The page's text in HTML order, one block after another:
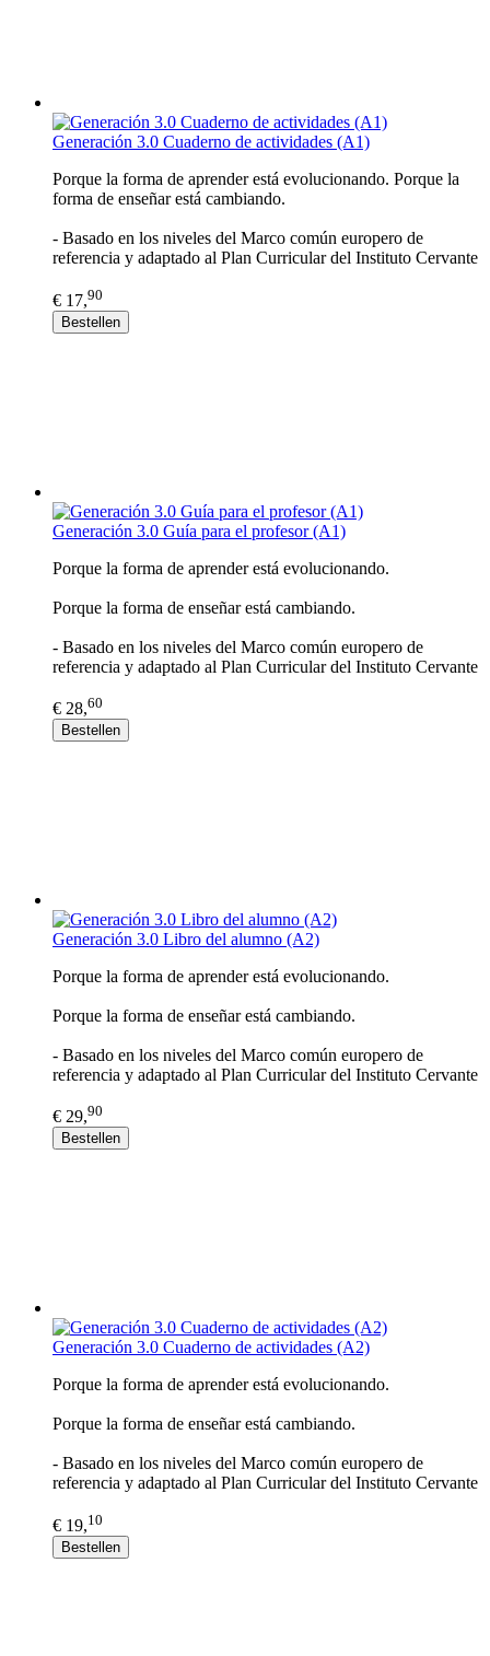
Generación 3.0 Cuaderno de actividades (A1)
Porque la forma de aprender está evolucionando. Porque la
forma de enseñar está cambiando.
- Basado en los niveles del Marco común europero de
referencia y adaptado al Plan Curricular del Instituto Cervante
€ 17,90
Bestellen
Generación 3.0 Guía para el profesor (A1)
Porque la forma de aprender está evolucionando.
Porque la forma de enseñar está cambiando.
- Basado en los niveles del Marco común europero de
referencia y adaptado al Plan Curricular del Instituto Cervante
€ 28,60
Bestellen
Generación 3.0 Libro del alumno (A2)
Porque la forma de aprender está evolucionando.
Porque la forma de enseñar está cambiando.
- Basado en los niveles del Marco común europero de
referencia y adaptado al Plan Curricular del Instituto Cervante
€ 29,90
Bestellen
Generación 3.0 Cuaderno de actividades (A2)
Porque la forma de aprender está evolucionando.
Porque la forma de enseñar está cambiando.
- Basado en los niveles del Marco común europero de
referencia y adaptado al Plan Curricular del Instituto Cervante
€ 19,10
Bestellen